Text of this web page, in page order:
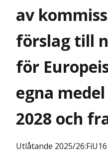
av
förslag till
för
egna
2028 och
Utlåtande 2025/26:FiU16